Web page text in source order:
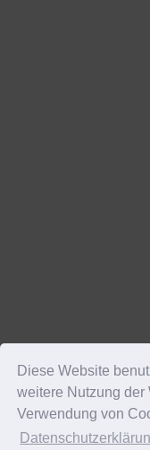
Diese Website
weitere Nutzung der
Verwendung von